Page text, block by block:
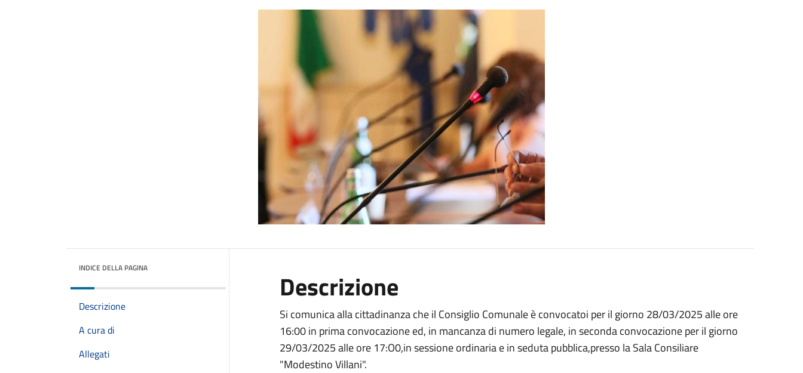
INDICE DELLA PAGINA
Descrizione
A cura di
Allegati
Descrizione
Si comunica alla cittadinanza che il Consiglio Comunale è convocatoi per il giorno 28/03/2025 alle ore
16:00 in prima convocazione ed, in mancanza di numero legale, in seconda convocazione per il giorno
29/03/2025 alle ore 17:O0,in sessione ordinaria e in seduta pubblica,presso la Sala Consiliare
"Modestino Villani".